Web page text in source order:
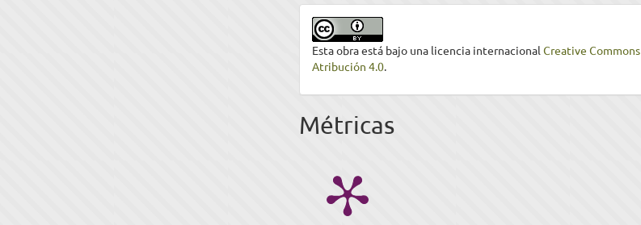
Esta obra está bajo una licencia internacionalCreative Commons
Atribución 4.0.
Métricas